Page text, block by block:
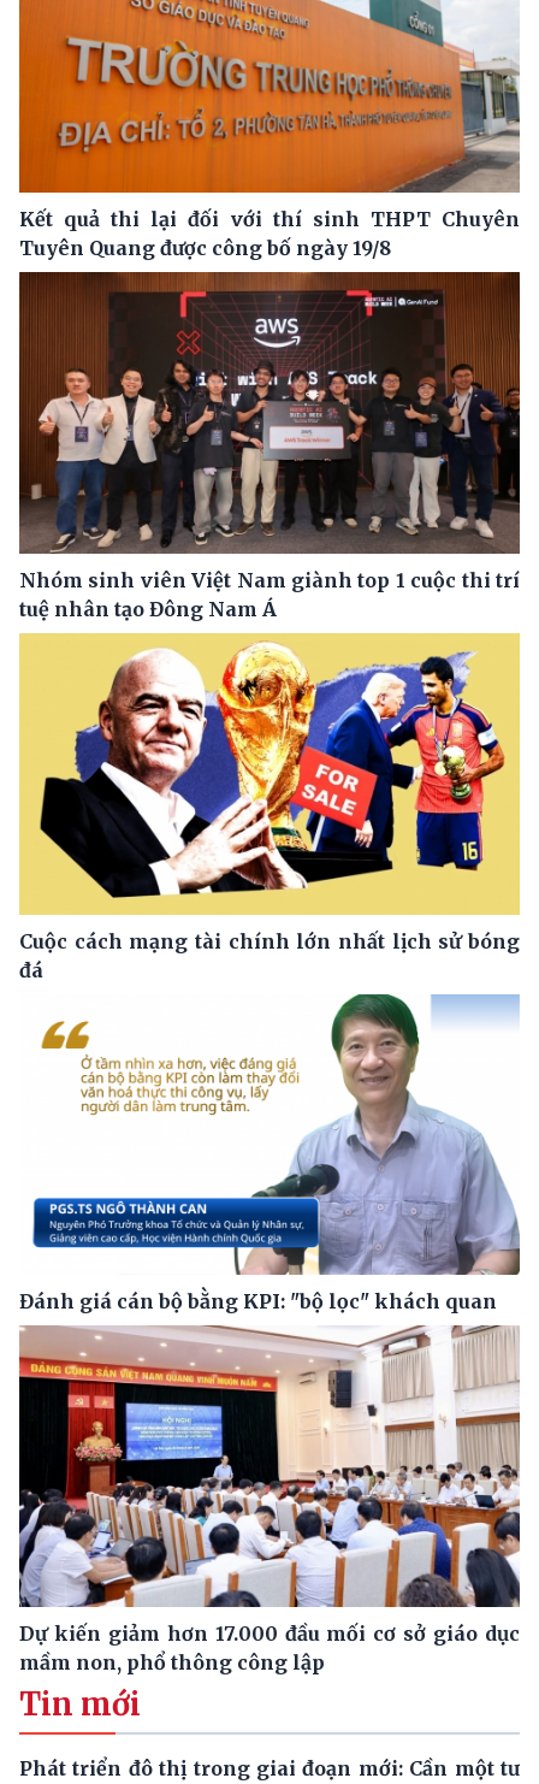
Kết quả thi lại đối với thí sinh THPT Chuyên
Tuyên Quang được công bố ngày 19/8
Nhóm sinh viên Việt Nam giành top 1 cuộc thi trí
tuệ nhân tạo Đông Nam Á
Cuộc cách mạng tài chính lớn nhất lịch sử bóng
đá
Đánh giá cán bộ bằng KPI: "bộ lọc" khách quan
Dự kiến giảm hơn 17.000 đầu mối cơ sở giáo dục
mầm non, phổ thông công lập
Tin mới
Phát triển đô thị trong giai đoạn mới: Cần một tư